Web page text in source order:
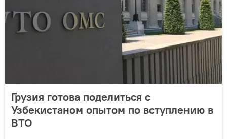
Грузия готова поделиться с
Узбекистаном опытом по вступлению в
ВТО